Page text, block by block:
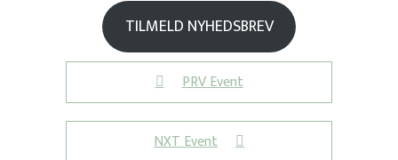
TILMELD NYHEDSBREV
PRV Event
NXT Event